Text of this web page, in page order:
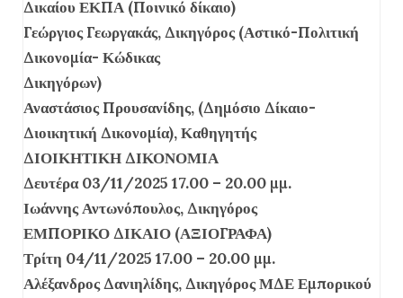
Δικαίου ΕΚΠΑ (Ποινικό δίκαιο)
Γεώργιος Γεωργακάς, Δικηγόρος (Αστικό-Πολιτική
Δικονομία- Κώδικας
Δικηγόρων)
Αναστάσιος Προυσανίδης, (Δημόσιο Δίκαιο-
Διοικητική Δικονομία), Καθηγητής
ΔΙΟΙΚΗΤΙΚΗ ΔΙΚΟΝΟΜΙΑ
Δευτέρα 03/11/2025 17.00 – 20.00 μμ.
Ιωάννης Αντωνόπουλος, Δικηγόρος
ΕΜΠΟΡΙΚΟ ΔΙΚΑΙΟ (ΑΞΙΟΓΡΑΦΑ)
Τρίτη 04/11/2025 17.00 – 20.00 μμ.
Αλέξανδρος Δανιηλίδης, Δικηγόρος ΜΔΕ Εμπορικού